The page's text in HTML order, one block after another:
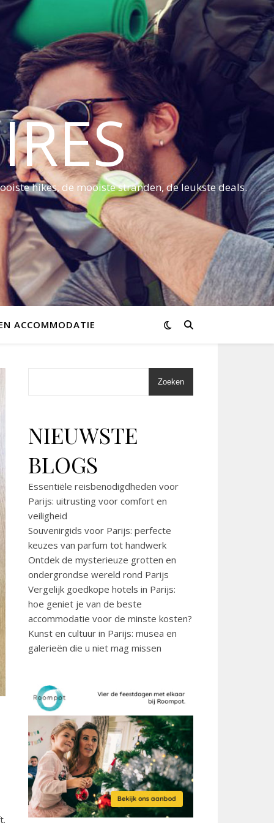
hikes, de mooiste stranden, de leukste deals.
ACCOMMODATIE
Zoeken
NIEUWSTE
BLOGS
Essentiële reisbenodigdheden voor
Parijs: uitrusting voor comfort en
veiligheid
Souvenirgids voor Parijs: perfecte
keuzes van parfum tot handwerk
Ontdek de mysterieuze grotten en
ondergrondse wereld rond Parijs
Vergelijk goedkope hotels in Parijs:
hoe geniet je van de beste
accommodatie voor de minste kosten?
Kunst en cultuur in Parijs: musea en
galerieën die u niet mag missen